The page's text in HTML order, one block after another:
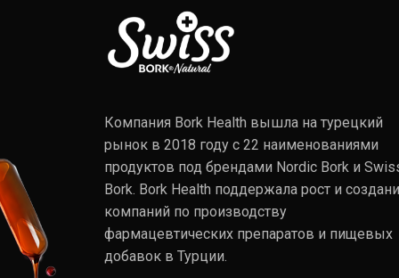
Компания Bork Health вышла на турецкий
рынок в 2018 году с 22 наименованиями
продуктов под брендами Nordic Bork и
Bork. Bork Health поддержала рост и
компаний по производству
фармацевтических препаратов и пищевых
добавок в Турции.